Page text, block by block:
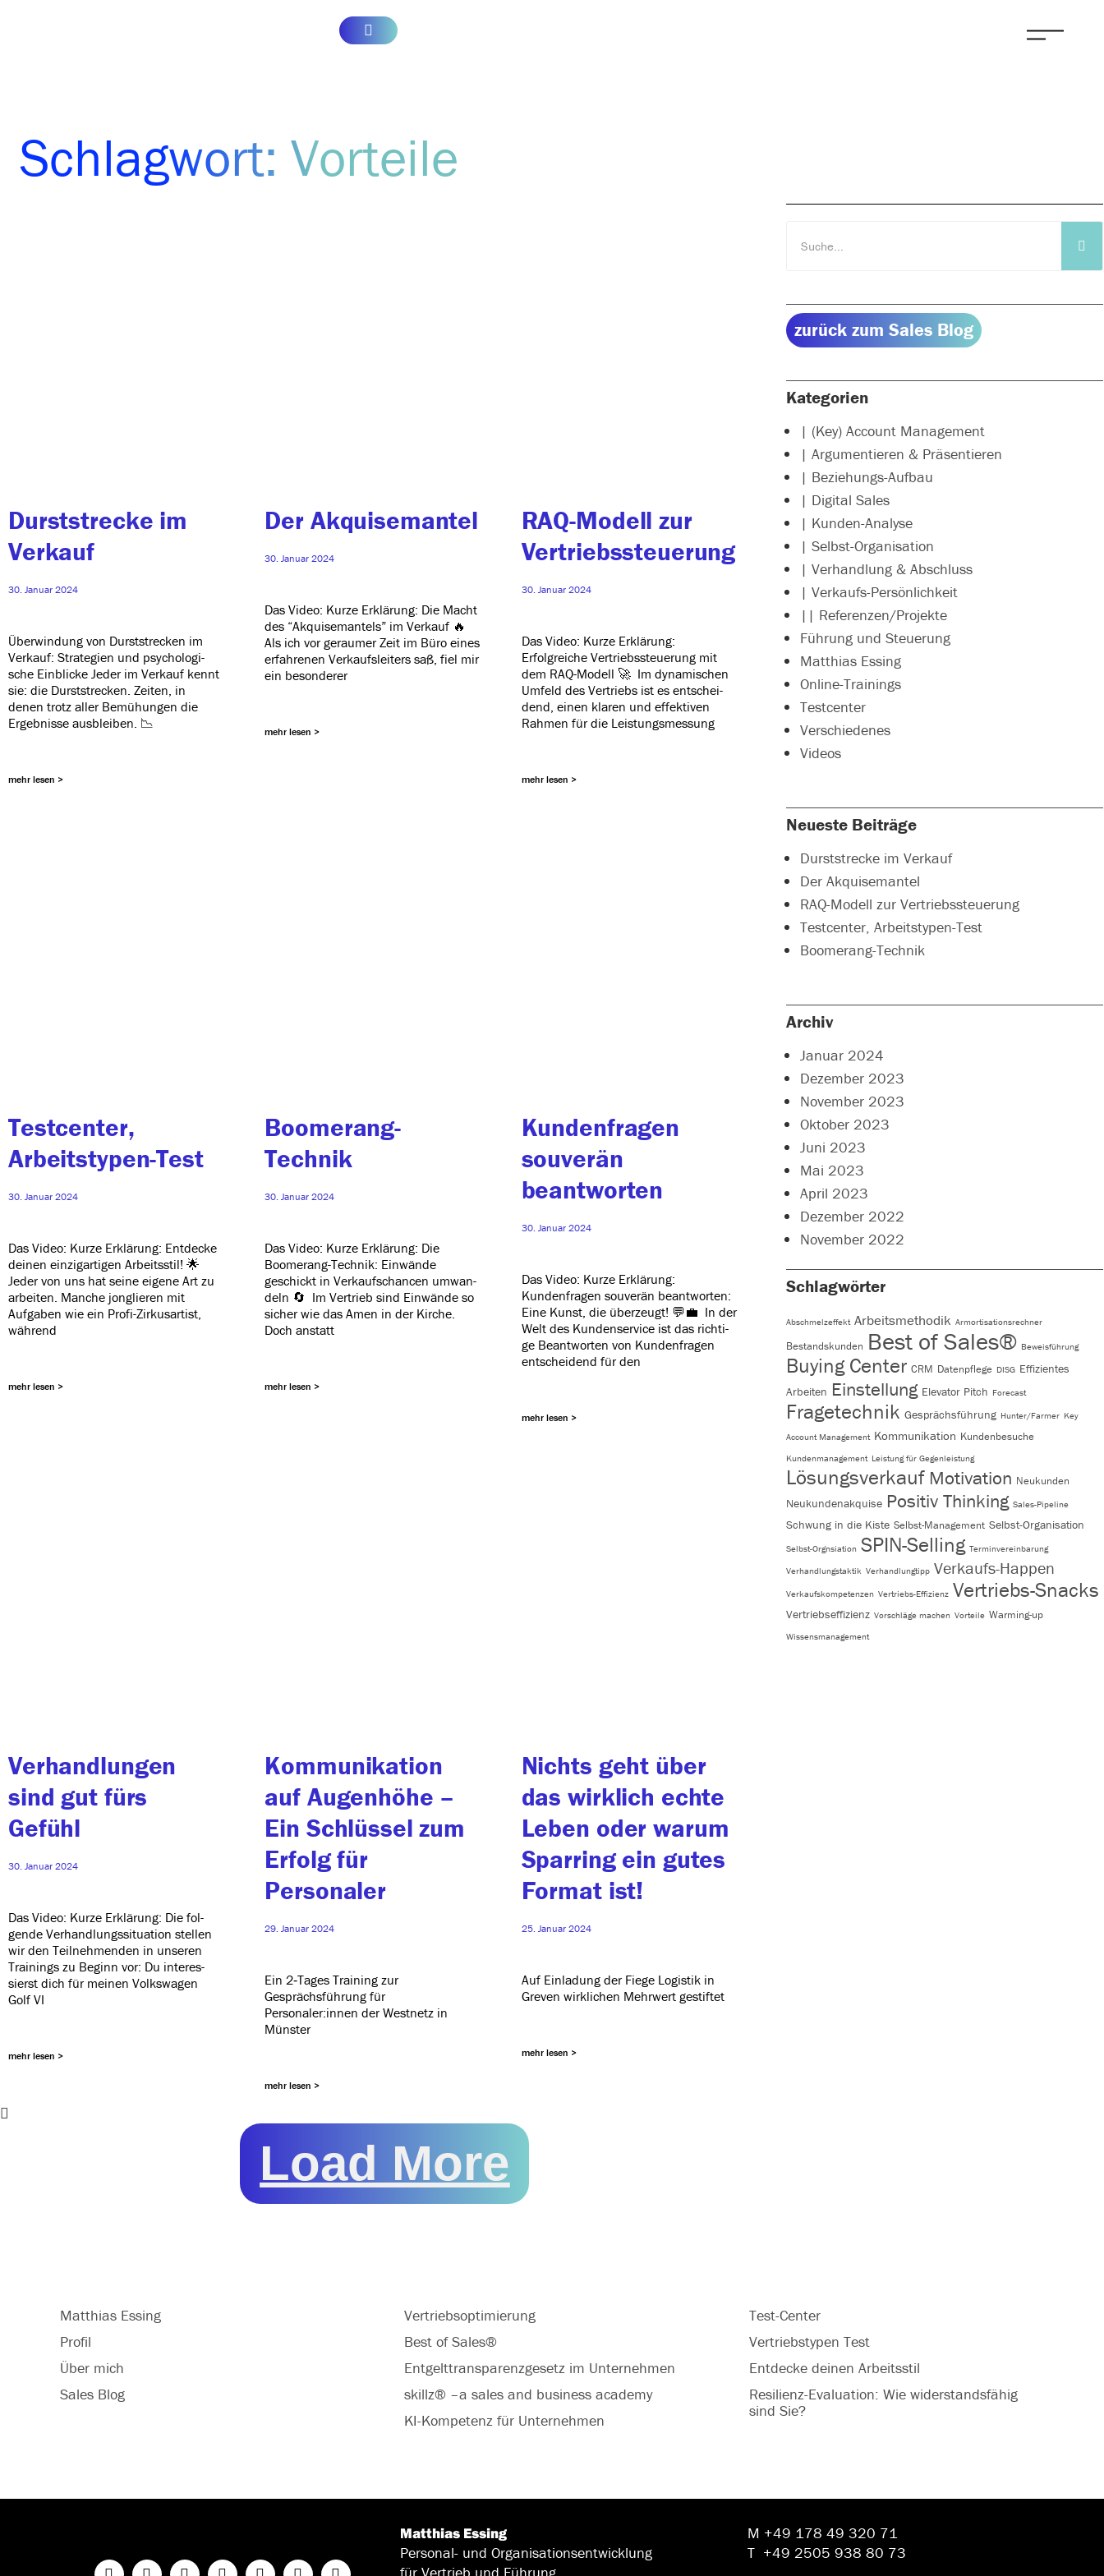
Schlagwort: Vorteile
Durststrecke im
Verkauf
30. Januar 2024
Überwindung von Durststrecken im
Verkauf: Strategien und psy­cho­lo­gi­
sche Einblicke Jeder im Verkauf kennt
sie: die Durststrecken. Zeiten, in
denen trotz aller Bemühungen die
Ergebnisse ausbleiben. 📉
mehr lesen >
Der Akquisemantel
30. Januar 2024
Das Video: Kurze Erklärung: Die Macht
des “Akquisemantels” im Verkauf 🔥
Als ich vor gerau­mer Zeit im Büro eines
erfah­re­nen Verkaufsleiters saß, fiel mir
ein besonderer
mehr lesen >
RAQ-Modell zur
Vertriebssteuerung
30. Januar 2024
Das Video: Kurze Erklärung:
Erfolgreiche Vertriebssteuerung mit
dem RAQ-Modell 🚀 Im dyna­mi­schen
Umfeld des Vertriebs ist es ent­schei­
dend, einen kla­ren und effek­ti­ven
Rahmen für die Leistungsmessung
mehr lesen >
Testcenter,
Arbeitstypen-Test
30. Januar 2024
Das Video: Kurze Erklärung: Entdecke
dei­nen ein­zig­ar­ti­gen Arbeitsstil! 🌟
Jeder von uns hat sei­ne eige­ne Art zu
arbei­ten. Manche jon­glie­ren mit
Aufgaben wie ein Profi-Zirkusartist,
während
mehr lesen >
Boomerang-
Technik
30. Januar 2024
Das Video: Kurze Erklärung: Die
Boomerang-Technik: Einwände
geschickt in Verkaufschancen umwan­
deln 🔄 Im Vertrieb sind Einwände so
sicher wie das Amen in der Kirche.
Doch anstatt
mehr lesen >
Kundenfragen
souverän
beantworten
30. Januar 2024
Das Video: Kurze Erklärung:
Kundenfragen sou­ve­rän beant­wor­ten:
Eine Kunst, die über­zeugt! 💬💼 In der
Welt des Kundenservice ist das rich­ti­
ge Beantworten von Kundenfragen
ent­schei­dend für den
mehr lesen >
Verhandlungen
sind gut fürs
Gefühl
30. Januar 2024
Das Video: Kurze Erklärung: Die fol­
gen­de Verhandlungssituation stel­len
wir den Teilnehmenden in unse­ren
Trainings zu Beginn vor: Du inter­es­
sierst dich für mei­nen Volkswagen
Golf VI
mehr lesen >
Kommunikation
auf Augenhöhe –
Ein Schlüssel zum
Erfolg für
Personaler
29. Januar 2024
Ein 2‑Tages Training zur
Gesprächsführung für
Personaler:innen der Westnetz in
Münster
mehr lesen >
Nichts geht über
das wirklich echte
Leben oder warum
Sparring ein gutes
Format ist!
25. Januar 2024
Auf Einladung der Fiege Logistik in
Greven wirk­li­chen Mehrwert gestiftet
mehr lesen >
Load More
zurück zum Sales Blog
Kategorien
| (Key) Account Management
| Argumentieren & Präsentieren
| Beziehungs-Aufbau
| Digital Sales
| Kunden-Analyse
| Selbst-Organisation
| Verhandlung & Abschluss
| Verkaufs-Persönlichkeit
|| Referenzen/Projekte
Führung und Steuerung
Matthias Essing
Online-Trainings
Testcenter
Verschiedenes
Videos
Neueste Beiträge
Durststrecke im Verkauf
Der Akquisemantel
RAQ-Modell zur Vertriebssteuerung
Testcenter, Arbeitstypen-Test
Boomerang-Technik
Archiv
Januar 2024
Dezember 2023
November 2023
Oktober 2023
Juni 2023
Mai 2023
April 2023
Dezember 2022
November 2022
Schlagwörter
Abschmelzeffekt Arbeitsmethodik Armortisationsrechner
Bestandskunden Best of Sales® Beweisführung
Buying Center CRM Datenpflege DISG Effizientes
Arbeiten Einstellung Elevator Pitch Forecast
Fragetechnik Gesprächsführung Hunter/Farmer Key
Account Management Kommunikation Kundenbesuche
Kundenmanagement Leistung für Gegenleistung
Lösungsverkauf Motivation Neukunden
Neukundenakquise Positiv Thinking Sales-Pipeline
Schwung in die Kiste Selbst-Management Selbst-Organisation
Selbst-Orgnsiation SPIN-Selling Terminvereinbarung
Verhandlungstaktik Verhandlungtipp Verkaufs-Happen
Verkaufskompetenzen Vertriebs-Effizienz Vertriebs-Snacks
Vertriebseffizienz Vorschläge machen Vorteile Warming-up
Wissensmanagement
Matthias Essing
Profil
Über mich
Sales Blog
Vertriebsoptimierung
Best of Sales®
Entgelttransparenzgesetz im Unternehmen
skillz® –a sales and business academy
KI-Kompetenz für Unternehmen
Test-Center
Vertriebstypen Test
Entdecke deinen Arbeitsstil
Resilienz-Evaluation: Wie widerstandsfähig
sind Sie?
Matthias Essing
Personal- und Organisationsentwicklung
M +49 178 49 320 71
T +49 2505 938 80 73